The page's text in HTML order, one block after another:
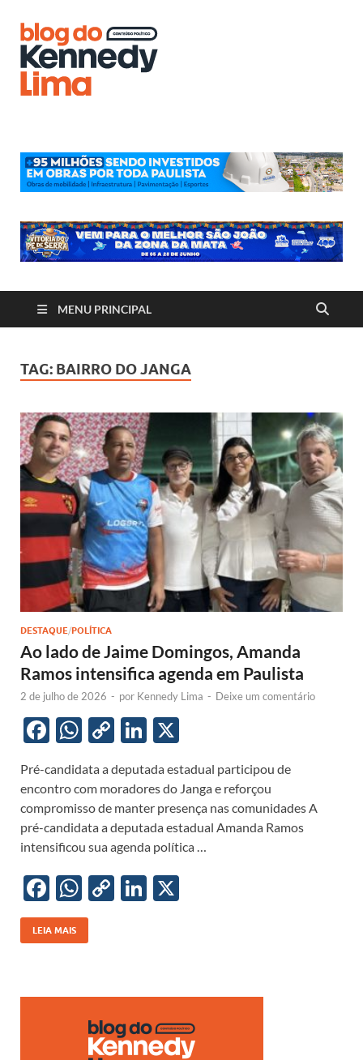
MENU PRINCIPAL
TAG: BAIRRO DO JANGA
DESTAQUE/POLÍTICA
Ao lado de Jaime Domingos, Amanda
Ramos intensifica agenda em Paulista
2 de julho de 2026 - por Kennedy Lima - Deixe um comentário
F
e
b
o
o
k
W
at
s
A
p
p
C
p
y
Li
n
k
Li
k
e
dI
n
Pré-candidata a deputada estadual participou de
encontro com moradores do Janga e reforçou
compromisso de manter presença nas comunidades A
pré-candidata a deputada estadual Amanda Ramos
intensificou sua agenda política …
F
ac
e
o
W
h
at
A
p
p
C
Li
n
k
Li
dI
n
LEIA MAIS